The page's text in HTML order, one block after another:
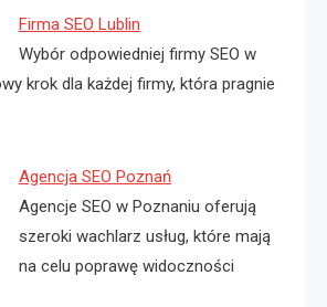
Firma SEO Lublin
Wybór odpowiedniej firmy SEO w
krok dla każdej firmy, która pragnie
Agencja SEO Poznań
Agencje SEO w Poznaniu oferują
szeroki wachlarz usług, które mają
na celu poprawę widoczności